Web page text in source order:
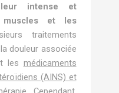
intense et
muscles et les
traitements
douleur associée
les médicaments
(AINS) et